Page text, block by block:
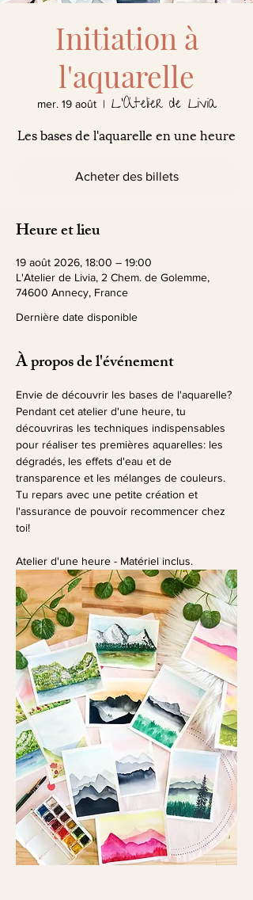
Initiation à
l'aquarelle
mer. 19 août
  |
L'Atelier de Livia
Les bases de l'aquarelle en une heure
Acheter des billets
Heure et lieu
19 août 2026, 18:00 – 19:00
L'Atelier de Livia, 2 Chem. de Golemme,
74600 Annecy, France
Dernière date disponible
À propos de l'événement
Envie de découvrir les bases de l'aquarelle?
Pendant cet atelier d'une heure, tu
découvriras les techniques indispensables
pour réaliser tes premières aquarelles: les
dégradés, les effets d'eau et de
transparence et les mélanges de couleurs.
Tu repars avec une petite création et
l'assurance de pouvoir recommencer chez
toi!
Atelier d'une heure - Matériel inclus.